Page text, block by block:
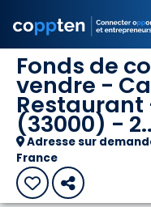
Fonds de
vendre -
(33000) -
Adresse sur
France